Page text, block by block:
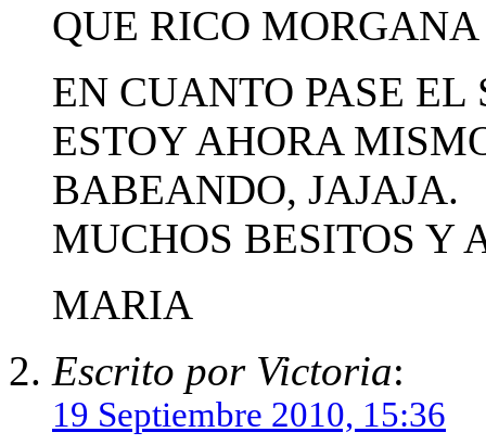
QUE RICO
EN CUANTO PASE EL
ESTOY AHORA
BABEANDO, JAJAJA.
MUCHOS BESITOS Y
MARIA
Escrito por Victoria:
19 Septiembre 2010, 15:36